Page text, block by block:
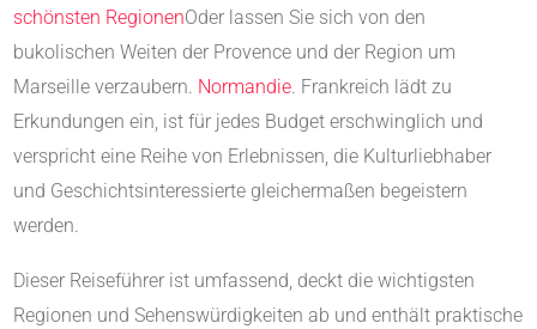
schönsten RegionenOder lassen Sie sich von den
bukolischen Weiten der Provence und der Region um
Marseille verzaubern. Normandie. Frankreich lädt zu
Erkundungen ein, ist für jedes Budget erschwinglich und
verspricht eine Reihe von Erlebnissen, die Kulturliebhaber
und Geschichtsinteressierte gleichermaßen begeistern
werden.
Dieser Reiseführer ist umfassend, deckt die wichtigsten
Regionen und Sehenswürdigkeiten ab und enthält praktische